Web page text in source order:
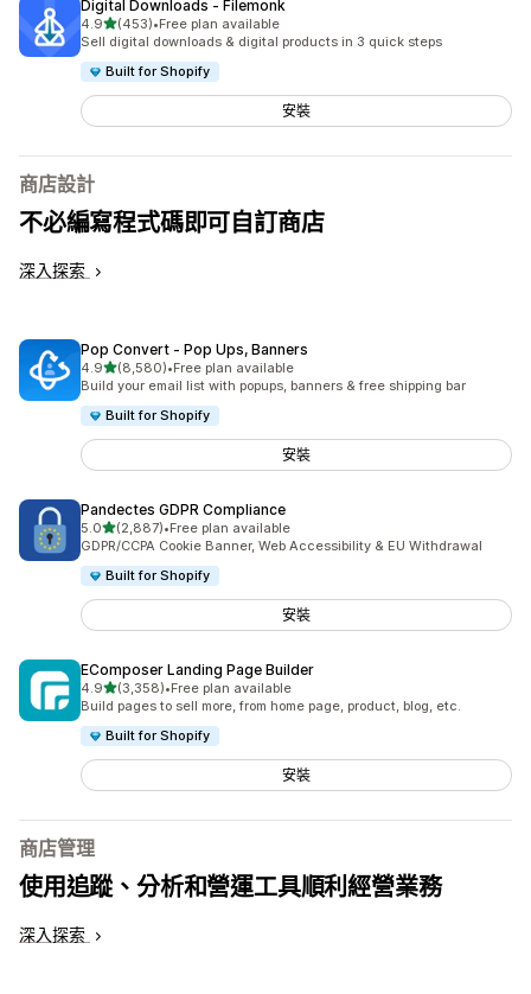
Digital Downloads ‑ Filemonk
4.9滿分 5 顆星
(453)
共有 453 則評價
•Free plan available
Sell digital downloads & digital products in 3 quick steps
Built for Shopify
安裝
商店設計
不必編寫程式碼即可自訂商店
深入探索
Pop Convert ‑ Pop Ups, Banners
4.9滿分 5 顆星
(8,580)
共有 8580 則評價
•Free plan available
Build your email list with popups, banners & free shipping bar
Built for Shopify
安裝
Pandectes GDPR Compliance
5.0滿分 5 顆星
(2,887)
共有 2887 則評價
•Free plan available
GDPR/CCPA Cookie Banner, Web Accessibility & EU Withdrawal
Built for Shopify
安裝
EComposer Landing Page Builder
4.9滿分 5 顆星
(3,358)
共有 3358 則評價
•Free plan available
Build pages to sell more, from home page, product, blog, etc.
Built for Shopify
安裝
商店管理
使用追蹤、分析和營運工具順利經營業務
深入探索